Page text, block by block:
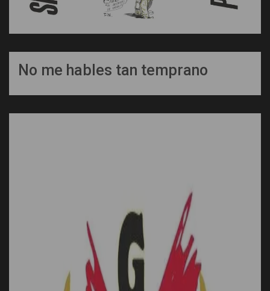
No me hables tan temprano